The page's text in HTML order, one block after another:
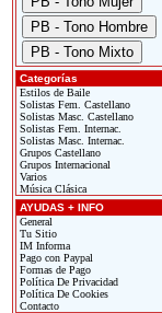
Categorías
Estilos de Baile
Solistas Fem. Castellano
Solistas Masc. Castellano
Solistas Fem. Internac.
Solistas Masc. Internac.
Grupos Castellano
Grupos Internacional
Varios
Música Clásica
AYUDAS + INFO
General
Tu Sitio
IM Informa
Pago con Paypal
Formas de Pago
Política De Privacidad
Política De Cookies
Contacto